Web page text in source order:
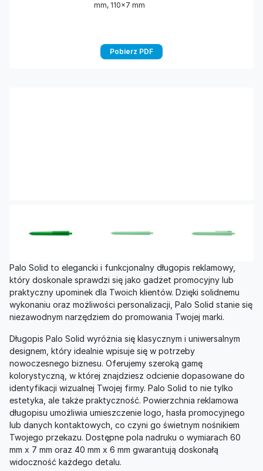
Palo Solid to elegancki i funkcjonalny długopis reklamowy,
który doskonale sprawdzi się jako gadżet promocyjny lub
praktyczny upominek dla Twoich klientów. Dzięki solidnemu
wykonaniu oraz możliwości personalizacji, Palo Solid stanie się
niezawodnym narzędziem do promowania Twojej marki.
Długopis Palo Solid wyróżnia się klasycznym i uniwersalnym
designem, który idealnie wpisuje się w potrzeby
nowoczesnego biznesu. Oferujemy szeroką gamę
kolorystyczną, w której znajdziesz odcienie dopasowane do
identyfikacji wizualnej Twojej firmy. Palo Solid to nie tylko
estetyka, ale także praktyczność. Powierzchnia reklamowa
długopisu umożliwia umieszczenie logo, hasła promocyjnego
lub danych kontaktowych, co czyni go świetnym nośnikiem
Twojego przekazu. Dostępne pola nadruku o wymiarach 60
mm x 7 mm oraz 40 mm x 6 mm gwarantują doskonałą
widoczność każdego detalu.
mm, 110×7 mm
Pobierz PDF